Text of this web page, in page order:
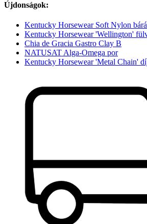
Újdonságok:
Kentucky Horsewear Soft Nylon
Kentucky Horsewear 'Wellington'
Chia de Gracia Gastro Clay B
NATUSAT Alga-Omega por
Kentucky Horsewear 'Metal Chain'